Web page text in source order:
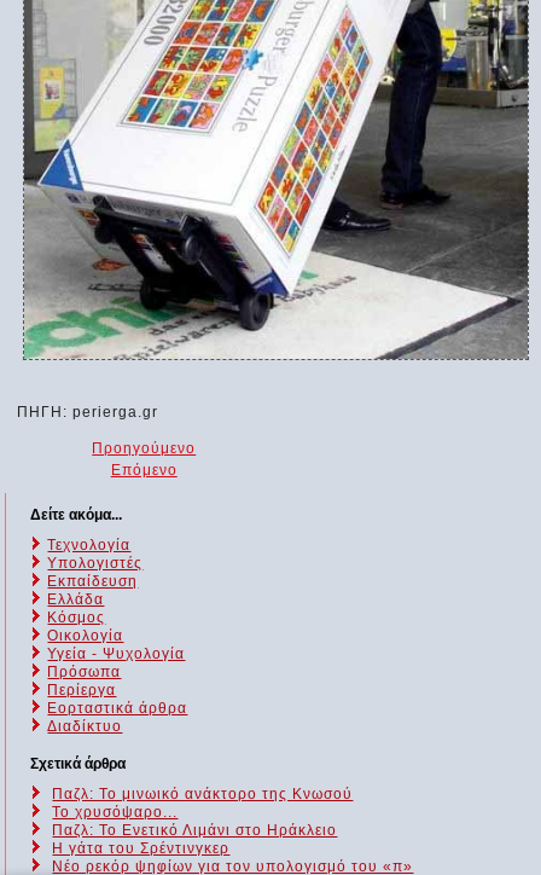
ΠΗΓΗ: perierga.gr
Προηγούμενο
Επόμενο
Δείτε ακόμα...
Τεχνολογία
Υπολογιστές
Εκπαίδευση
Ελλάδα
Κόσμος
Οικολογία
Υγεία - Ψυχολογία
Πρόσωπα
Περίεργα
Εορταστικά άρθρα
Διαδίκτυο
Σχετικά άρθρα
Παζλ: Το μινωικό ανάκτορο της Κνωσού
To χρυσόψαρο...
Παζλ: Το Ενετικό Λιμάνι στο Ηράκλειο
Η γάτα του Σρέντινγκερ
Νέο ρεκόρ ψηφίων για τον υπολογισμό του «π»